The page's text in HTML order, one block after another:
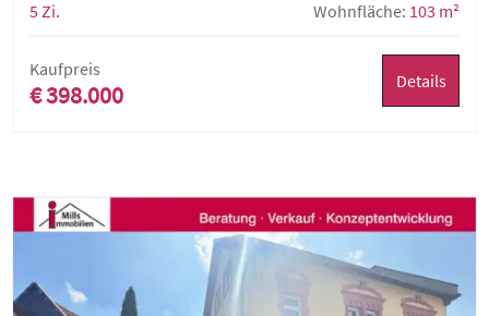
5 Zi. Wohnfläche: 103 m²
Kaufpreis
€ 398.000 Details